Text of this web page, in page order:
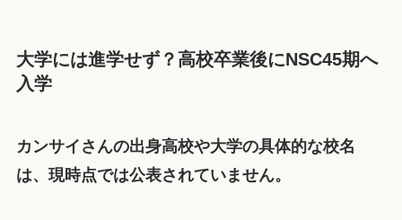
大学には進学せず？高校卒業後にNSC45期へ
入学
カンサイさんの出身高校や大学の具体的な校名
は、現時点では公表されていません。